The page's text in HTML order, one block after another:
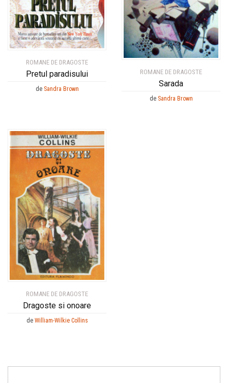
ROMANE DE DRAGOSTE
Pretul paradisului
de Sandra Brown
ROMANE DE DRAGOSTE
Sarada
de Sandra Brown
ROMANE DE DRAGOSTE
Dragoste si onoare
de William-Wilkie Collins